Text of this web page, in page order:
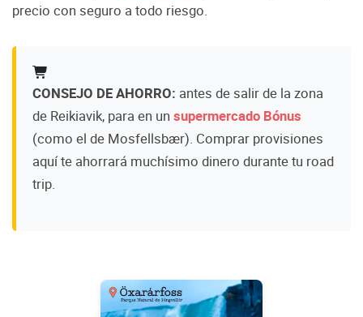
precio con seguro a todo riesgo.
CONSEJO DE AHORRO: antes de salir de la zona
de Reikiavik, para en un supermercado Bónus
(como el de Mosfellsbær). Comprar provisiones
aquí te ahorrará muchísimo dinero durante tu road
trip.